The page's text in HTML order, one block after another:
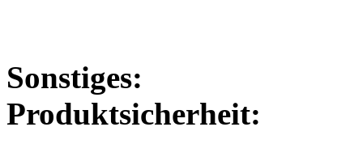
Sonstiges:
Produktsicherheit: